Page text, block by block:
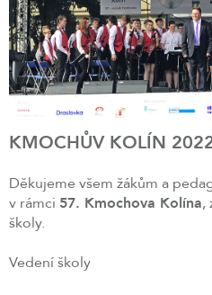
KMOCHŮV KOLÍN
Děkujeme všem žákům a
v rámci 57. Kmochova Kolína,
školy.
Vedení školy